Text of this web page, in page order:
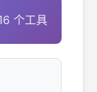
个工具